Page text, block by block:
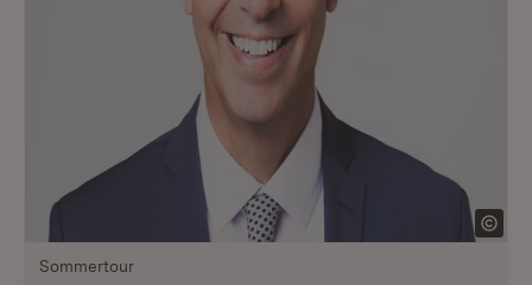
Sommertour